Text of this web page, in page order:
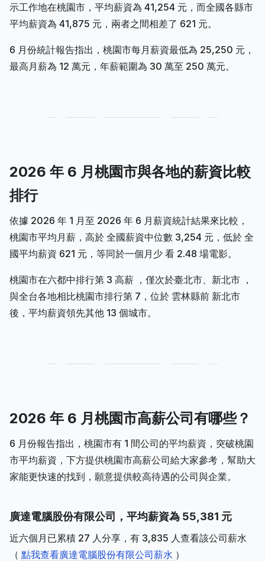
示工作地在桃園市，平均薪資為 41,254 元，而全國各縣市
平均薪資為 41,875 元，兩者之間相差了 621 元。
6 月份統計報告指出，桃園市每月薪資最低為 25,250 元，
最高月薪為 12 萬元，年薪範圍為 30 萬至 250 萬元。
2026 年 6 月桃園市與各地的薪資比較
排行
依據 2026 年 1 月至 2026 年 6 月薪資統計結果來比較，
桃園市平均月薪，高於 全國薪資中位數 3,254 元，低於 全
國平均薪資 621 元，等同於一個月少 看 2.48 場電影。
桃園市在六都中排行第 3 高薪 ，僅次於臺北市、新北市 ，
與全台各地相比桃園市排行第 7，位於 雲林縣前 新北市
後，平均薪資領先其他 13 個城市。
2026 年 6 月桃園市高薪公司有哪些？
6 月份報告指出，桃園市有 1 間公司的平均薪資，突破桃園
市平均薪資，下方提供桃園市高薪公司給大家參考，幫助大
家能更快速的找到，願意提供較高待遇的公司與企業。
廣達電腦股份有限公司，平均薪資為 55,381 元
近六個月已累積 27 人分享，有 3,835 人查看該公司薪水
（ 點我查看廣達電腦股份有限公司薪水 ）